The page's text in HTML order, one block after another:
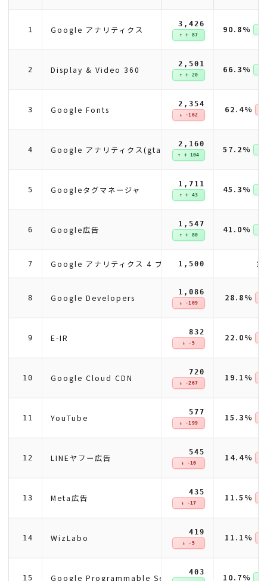
1 Google アナリティクス
3,426
↑ + 87 90.8%
2 Display & Video 360
2,501
↑ + 20 66.3%
3 Google Fonts
2,354
↓ -162 62.4%
4 Google アナリティクス(gtag)
2,160
↑ + 104 57.2%
5 Googleタグマネージャ
1,711
↑ + 43 45.3%
6 Google広告
1,547
↑ + 80 41.0%
7 Google アナリティクス 4 プロパティ
1,500
8 Google Developers
1,086
↓ -109 28.8%
9 E-IR
832
↓ -5 22.0%
10 Google Cloud CDN
720
↓ -267 19.1%
11 YouTube
577
↓ -199 15.3%
12 LINEヤフー広告
545
↓ -10 14.4%
13 Meta広告
435
↓ -17 11.5%
14 WizLabo
419
↓ -5 11.1%
15 Google Programmable Search Engine
403
10.7%